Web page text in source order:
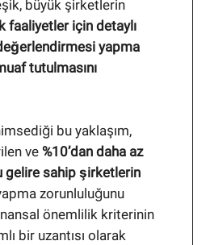
büyük şirketlerin
faaliyetler için detaylı
yapma
tutulmasını
bu yaklaşım,
ve %10’dan daha az
gelire sahip şirketlerin
zorunluluğunu
önemlilik kriterinin
bir uzantısı olarak